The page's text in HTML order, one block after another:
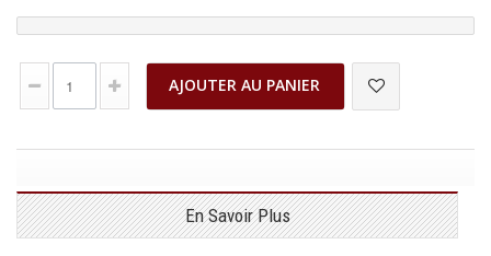
AJOUTER AU PANIER
En Savoir Plus